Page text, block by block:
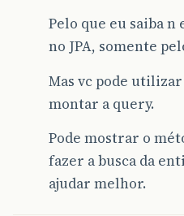
Pelo que eu saiba n
no JPA, somente
Mas vc pode
montar a query.
Pode mostrar o
fazer a busca da
ajudar melhor.